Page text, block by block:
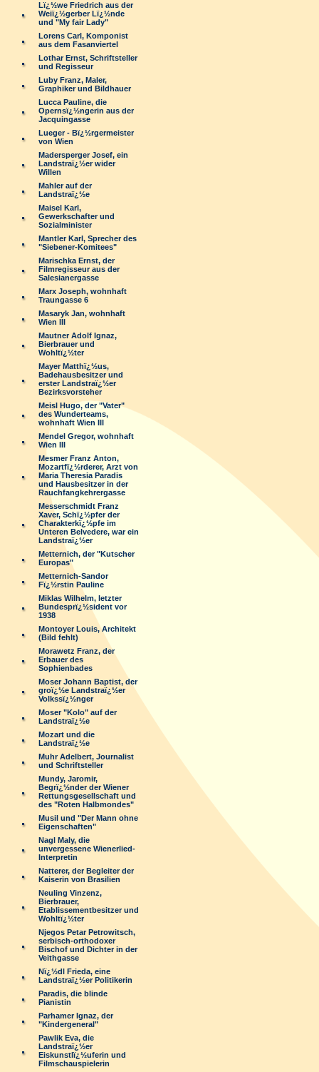
Lï¿½we Friedrich aus der
Weiï¿½gerber Lï¿½nde
und "My fair Lady"
Lorens Carl, Komponist
aus dem Fasanviertel
Lothar Ernst, Schriftsteller
und Regisseur
Luby Franz, Maler,
Graphiker und Bildhauer
Lucca Pauline, die
Opernsï¿½ngerin aus der
Jacquingasse
Lueger - Bï¿½rgermeister
von Wien
Madersperger Josef, ein
Landstraï¿½er wider
Willen
Mahler auf der
Landstraï¿½e
Maisel Karl,
Gewerkschafter und
Sozialminister
Mantler Karl, Sprecher des
"Siebener-Komitees"
Marischka Ernst, der
Filmregisseur aus der
Salesianergasse
Marx Joseph, wohnhaft
Traungasse 6
Masaryk Jan, wohnhaft
Wien III
Mautner Adolf Ignaz,
Bierbrauer und
Wohltï¿½ter
Mayer Matthï¿½us,
Badehausbesitzer und
erster Landstraï¿½er
Bezirksvorsteher
Meisl Hugo, der "Vater"
des Wunderteams,
wohnhaft Wien III
Mendel Gregor, wohnhaft
Wien III
Mesmer Franz Anton,
Mozartfï¿½rderer, Arzt von
Maria Theresia Paradis
und Hausbesitzer in der
Rauchfangkehrergasse
Messerschmidt Franz
Xaver, Schï¿½pfer der
Charakterkï¿½pfe im
Unteren Belvedere, war ein
Landstraï¿½er
Metternich, der "Kutscher
Europas"
Metternich-Sandor
Fï¿½rstin Pauline
Miklas Wilhelm, letzter
Bundesprï¿½sident vor
1938
Montoyer Louis, Architekt
(Bild fehlt)
Morawetz Franz, der
Erbauer des
Sophienbades
Moser Johann Baptist, der
groï¿½e Landstraï¿½er
Volkssï¿½nger
Moser "Kolo" auf der
Landstraï¿½e
Mozart und die
Landstraï¿½e
Muhr Adelbert, Journalist
und Schriftsteller
Mundy, Jaromir,
Begrï¿½nder der Wiener
Rettungsgesellschaft und
des "Roten Halbmondes"
Musil und "Der Mann ohne
Eigenschaften"
Nagl Maly, die
unvergessene Wienerlied-
Interpretin
Natterer, der Begleiter der
Kaiserin von Brasilien
Neuling Vinzenz,
Bierbrauer,
Etablissementbesitzer und
Wohltï¿½ter
Njegos Petar Petrowitsch,
serbisch-orthodoxer
Bischof und Dichter in der
Veithgasse
Nï¿½dl Frieda, eine
Landstraï¿½er Politikerin
Paradis, die blinde
Pianistin
Parhamer Ignaz, der
"Kindergeneral"
Pawlik Eva, die
Landstraï¿½er
Eiskunstlï¿½uferin und
Filmschauspielerin